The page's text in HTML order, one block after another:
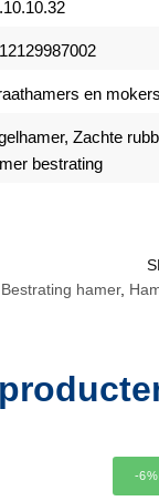
en mokers
,Zachte
bestrating
Bestrating hamer,
-6%